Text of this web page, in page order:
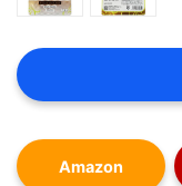
Amazon